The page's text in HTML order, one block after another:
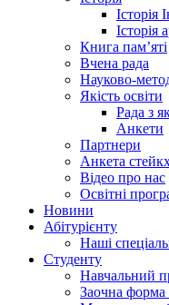
Історія
Історія
Книга памʼяті
Вчена рада
Науково-
Якість освіти
Рада з
Анкети
Партнери
Анкета
Відео про нас
Освітні
Hовини
Абітурієнту
Наші
Студенту
Навчальний
Заочна форма